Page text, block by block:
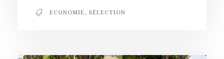
ECONOMIE, SÉLECTION